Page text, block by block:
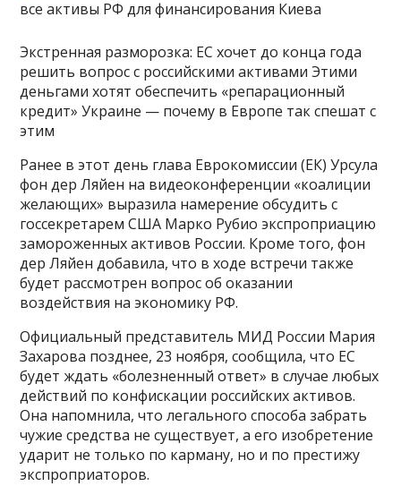
Экстренная разморозка: ЕС хочет до конца года
решить вопрос с российскими активами Этими
деньгами хотят обеспечить «репарационный
кредит» Украине — почему в Европе так спешат с
этим
Ранее в этот день глава Еврокомиссии (ЕК) Урсула
фон дер Ляйен на видеоконференции «коалиции
желающих» выразила намерение обсудить с
госсекретарем США Марко Рубио экспроприацию
замороженных активов России. Кроме того, фон
дер Ляйен добавила, что в ходе встречи также
будет рассмотрен вопрос об оказании
воздействия на экономику РФ.
Официальный представитель МИД России Мария
Захарова позднее, 23 ноября, сообщила, что ЕС
будет ждать «болезненный ответ» в случае любых
действий по конфискации российских активов.
Она напомнила, что легального способа забрать
чужие средства не существует, а его изобретение
ударит не только по карману, но и по престижу
экспроприаторов.